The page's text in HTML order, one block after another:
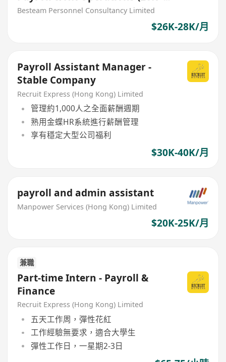
28K) 5 Days
Besteam Personnel Consultancy Limited
$26K-28K/月
Payroll Assistant Manager -
Stable Company
Recruit Express (Hong Kong) Limited
管理約1,000人之全面薪酬週期
熟用金蝶HR系統進行薪酬管理
享有穩定大型公司福利
$30K-40K/月
payroll and admin assistant
Manpower Services (Hong Kong) Limited
$20K-25K/月
兼職
Part-time Intern - Payroll &
Finance
Recruit Express (Hong Kong) Limited
五天工作周，彈性花紅
工作經驗無要求，適合大學生
彈性工作日，一星期2-3日